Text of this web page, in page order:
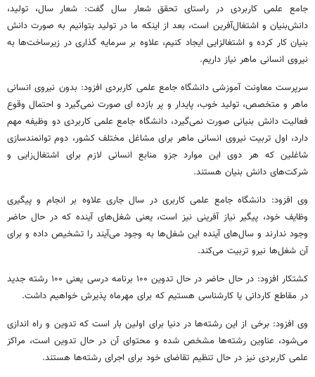
جامع علمی کاربردی در راستای تحقق شعار سال گفت: شعار سال، تولید،
دانش‌بنیان و اشتغال‌آفرین است، بعد از اینکه ما در تولید بتوانیم به صورت دانش
بنیان کار کرده و اشتغالزایی ایجاد کنیم، علاوه بر سرمایه گذاری در زیرساخت‌ها به
نیروی انسانی ماهر نیاز داریم.
سرپرست معاونت آموزشی دانشگاه جامع علمی کاربردی افزود: بدون نیروی انسانی
ماهر و متخصص، تولید خوب، پایدار و پر بازده ای صورت نمی‌گیرد و احتمال وقوع
فعالیت دانش بنیانی صورت نمی‌گیرد، دانشگاه جامع علمی کاربردی دو وظیفه مهم
دارد، اول تربیت نیروی انسانی ماهر برای مشاغل مختلف کشور، دوم توانمندسازی
شاغلین که هر دوی این موارد جزو منابع انسانی لازم برای اشتغال‌زایی و
شرکت‌های دانش بنیان هستند.
وی افزود: دانشگاه جامع علمی کاربری در سال جاری علاوه بر انجام و پیگیری
وظایف خود، پیگیر نیاز آفرینی نیز است، یعنی شغل‌های آینده که در حال حاضر
وجود ندارند و سال‌های آینده این شغل‌ها به وجود می‌آیند را تشخیص داده و برای
آن شغل‌ها نیرو تربیت می‌کند.
کشتکار افزود: در حال حاضر در حال تدوین ۱۰۰ برنامه درسی یعنی ۱۰۰ رشته جدید
در مقاطع کاردانی یا کارشناسی هستیم که برای مهرماه پذیرش خواهیم داشت.
وی افزود: برخی از این رشته‌ها در دنیا برای اولین بار است که تدوین و راه اندازی
می‌شود، عناوین رشته‌ها مشخص شده و محتوای آن در حال تدوین است، مراکز
علمی کاربردی نیز در حال تنظیم تقاضای خود برای اجرای رشته‌ها هستند.